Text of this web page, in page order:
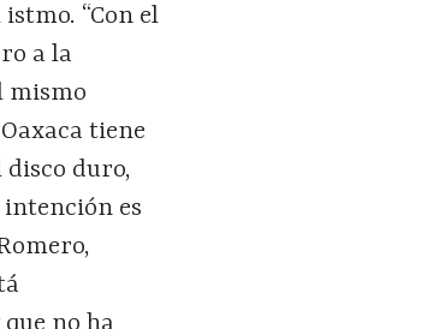
“Con el
a la
mismo
tiene
disco duro,
intención es